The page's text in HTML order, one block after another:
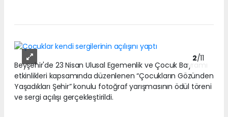
2/11
Beyşehir'de 23 Nisan Ulusal Egemenlik ve Çocuk Bayramı
etkinlikleri kapsamında düzenlenen “Çocukların Gözünden
Yaşadıkları Şehir” konulu fotoğraf yarışmasının ödül töreni
ve sergi açılışı gerçekleştirildi.